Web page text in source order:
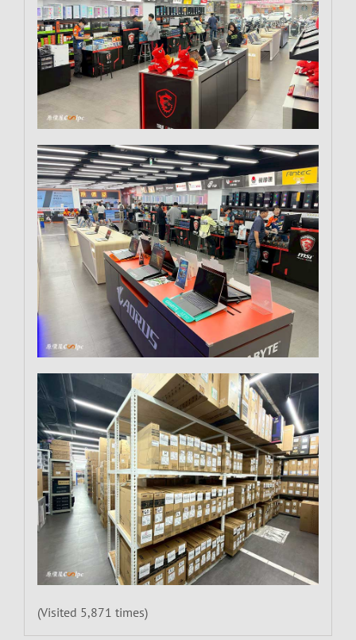
(Visited 5,871 times)